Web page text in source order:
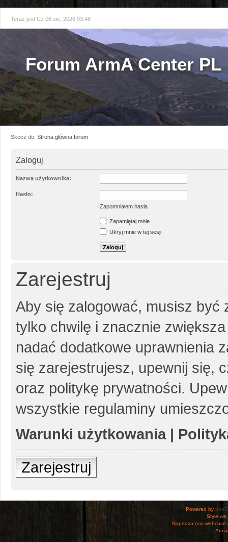
Teraz jest Cz 06 sie, 2026 03:48
Forum ArmA Center PL
Skocz do: Strona główna forum
Zaloguj
Nazwa użytkownika:
Hasło:
Zapomniałem hasła
Zapamiętaj mnie
Ukryj mnie w tej sesji
Zarejestruj
Aby się zalogować, musisz być
tylko chwilę i znacznie
nadać dodatkowe uprawnienia
się zarejestrujesz, upewnij się,
oraz politykę prywatności.
wszystkie regulaminy
Warunki użytkowania|
Zarejestruj
Powered by
Style
Napędza nas